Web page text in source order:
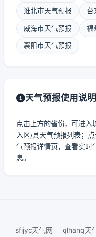
淮北市天气预报 台
威海市天气预报 福
襄阳市天气预报
天气预报使用说明
点击上方的省份，可进入
入区/县天气预报列表；
气预报详情页，查看实时
息。
sfijyc天气网
qlhanq天